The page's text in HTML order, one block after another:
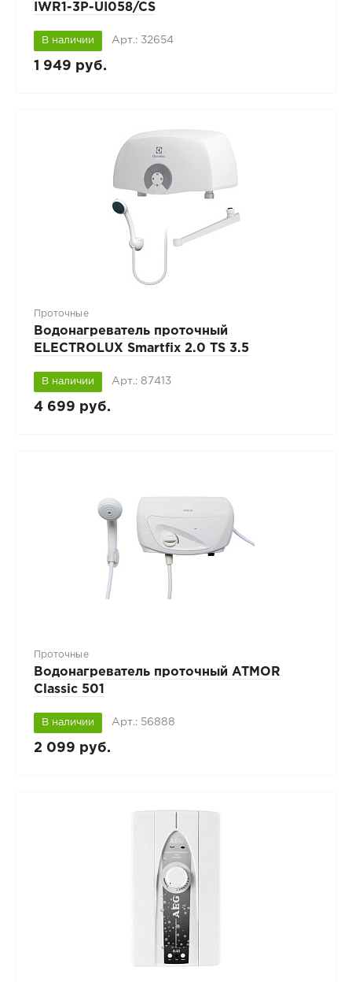
IWR1-3P-UI058/CS
В наличии Арт.: 32654
1 949 руб.
Проточные
Водонагреватель проточный
ELECTROLUX Smartfix 2.0 TS 3.5
В наличии Арт.: 87413
4 699 руб.
Проточные
Водонагреватель проточный ATMOR
Classic 501
В наличии Арт.: 56888
2 099 руб.